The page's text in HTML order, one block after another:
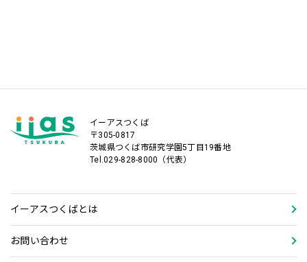
イーアスつくば
〒305-0817
茨城県つくば市研究学園5丁目19番地
Tel.029-828-8000（代表）
イーアスつくばとは
お問い合わせ